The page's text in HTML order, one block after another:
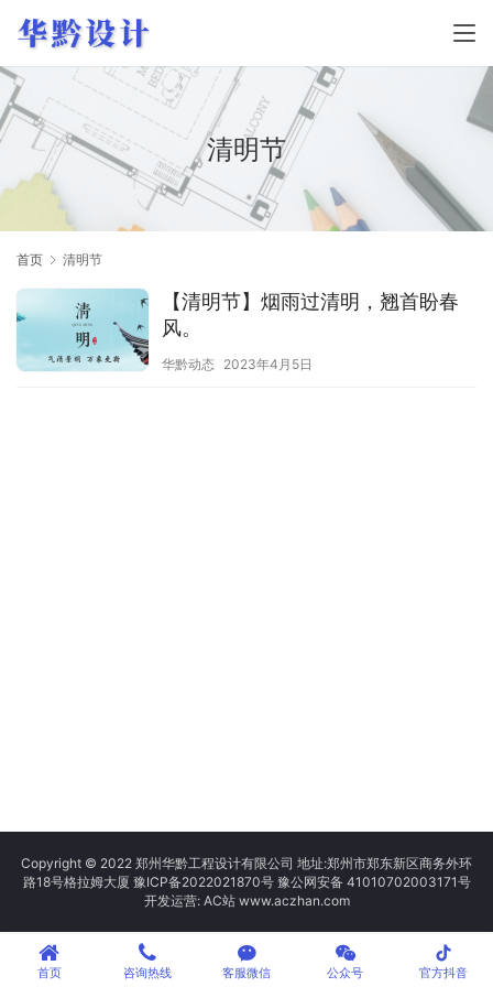
清明节
首页 清明节
【清明节】烟雨过清明，翘首盼春
风。
华黔动态 2023年4月5日
Copyright © 2022 郑州华黔工程设计有限公司 地址:郑州市郑东新区商务外环
路18号格拉姆大厦 豫ICP备2022021870号 豫公网安备 41010702003171号
开发运营: AC站 www.aczhan.com
首页 咨询热线 客服微信 公众号
tiktok
官方抖音